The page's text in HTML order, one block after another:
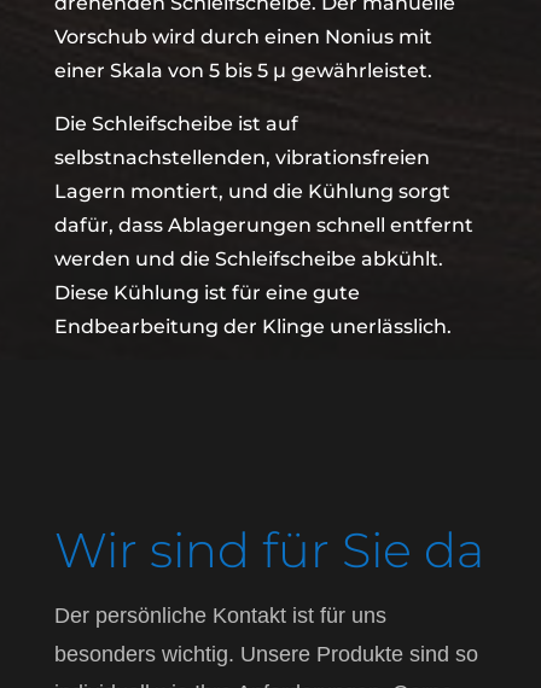
Vorschub wird durch einen Nonius mit
einer Skala von 5 bis 5 µ gewährleistet.
Die Schleifscheibe ist auf
selbstnachstellenden, vibrationsfreien
Lagern montiert, und die Kühlung sorgt
dafür, dass Ablagerungen schnell entfernt
werden und die Schleifscheibe abkühlt.
Diese Kühlung ist für eine gute
Endbearbeitung der Klinge unerlässlich.
Wir sind für Sie da
Der persönliche Kontakt ist für uns
besonders wichtig. Unsere Produkte sind so